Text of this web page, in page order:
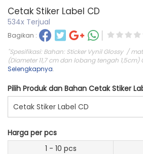
Cetak Stiker Label CD
534x Terjual
Bagikan :
"Spesifikasi: Bahan: Sticker Vynil Glossy /
(Diameter 11,7 cm dan lobang tengah 1,5cm)
Selengkapnya.
Pilih Produk dan Bahan Cetak Stiker
Cetak Stiker Label CD
Harga per pcs
1 - 10 pcs